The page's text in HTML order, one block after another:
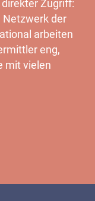
Zugriff:
Netzwerk der
arbeiten
eng,
mit vielen